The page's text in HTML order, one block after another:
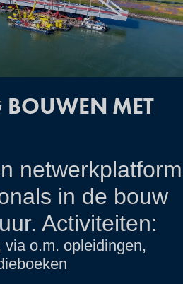
MET
netwerkplatform
in de bouw
Activiteiten:
via o.m. opleidingen,